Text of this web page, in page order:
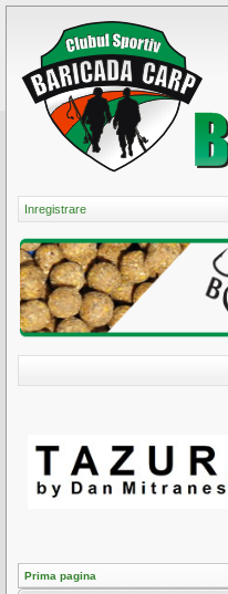
Inregistrare
Prima pagina